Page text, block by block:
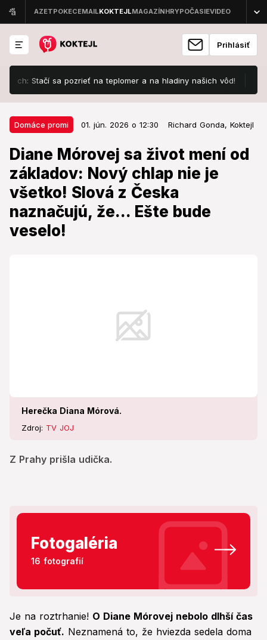
Prihlásiť
sa pozrieť na teplomer a na hladiny našich vôd! Známa
Domáce promi 01. jún. 2026 o 12:30 Richard Gonda, Koktejl
Diane Mórovej sa život mení od
základov: Nový chlap nie je
všetko! Slová z Česka
naznačujú, že... Ešte bude
veselo!
Herečka Diana Mórová.
Zdroj: TV JOJ
Z Prahy prišla udička.
Domáce promi 01. jún. 2026 o 12:30
Diane Mórovej sa život mení od
základov: Nový chlap nie je
všetko! Slová z Česka naznačujú,
že... Ešte bude veselo!
Z Prahy prišla udička.
Fotogaléria
16 fotografií
Je na roztrhanie! O Diane Mórovej nebolo dlhší čas
veľa počuť. Neznamená to, že hviezda sedela doma